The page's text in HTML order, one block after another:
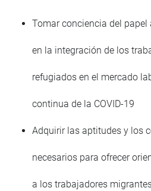
Tomar conciencia del
en la integración de los
refugiados en el mercado
continua de la COVID-19
Adquirir las aptitudes y los
necesarios para ofrecer
a los trabajadores